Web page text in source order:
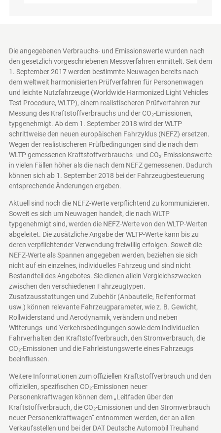
Die angegebenen Verbrauchs- und Emissionswerte wurden nach
den gesetzlich vorgeschriebenen Messverfahren ermittelt. Seit dem
1. September 2017 werden bestimmte Neuwagen bereits nach
dem weltweit harmonisierten Prüfverfahren für Personenwagen
und leichte Nutzfahrzeuge (Worldwide Harmonized Light Vehicles
Test Procedure, WLTP), einem realistischeren Prüfverfahren zur
Messung des Kraftstoffverbrauchs und der CO₂-Emissionen,
typgenehmigt. Ab dem 1. September 2018 wird der WLTP
schrittweise den neuen europäischen Fahrzyklus (NEFZ) ersetzen.
Wegen der realistischeren Prüfbedingungen sind die nach dem
WLTP gemessenen Kraftstoffverbrauchs- und CO₂-Emissionswerte
in vielen Fällen höher als die nach dem NEFZ gemessenen. Dadurch
können sich ab 1. September 2018 bei der Fahrzeugbesteuerung
entsprechende Änderungen ergeben.
Aktuell sind noch die NEFZ-Werte verpflichtend zu kommunizieren.
Soweit es sich um Neuwagen handelt, die nach WLTP
typgenehmigt sind, werden die NEFZ-Werte von den WLTP-Werten
abgeleitet. Die zusätzliche Angabe der WLTP-Werte kann bis zu
deren verpflichtender Verwendung freiwillig erfolgen. Soweit die
NEFZ-Werte als Spannen angegeben werden, beziehen sie sich
nicht auf ein einzelnes, individuelles Fahrzeug und sind nicht
Bestandteil des Angebotes. Sie dienen allein Vergleichszwecken
zwischen den verschiedenen Fahrzeugtypen.
Zusatzausstattungen und Zubehör (Anbauteile, Reifenformat
usw.) können relevante Fahrzeugparameter, wie z. B. Gewicht,
Rollwiderstand und Aerodynamik, verändern und neben
Witterungs- und Verkehrsbedingungen sowie dem individuellen
Fahrverhalten den Kraftstoffverbrauch, den Stromverbrauch, die
CO₂-Emissionen und die Fahrleistungswerte eines Fahrzeugs
beeinflussen.
Weitere Informationen zum offiziellen Kraftstoffverbrauch und den
offiziellen, spezifischen CO₂-Emissionen neuer
Personenkraftwagen können dem „Leitfaden über den
Kraftstoffverbrauch, die CO₂-Emissionen und den Stromverbrauch
neuer Personenkraftwagen“ entnommen werden, der an allen
Verkaufsstellen und bei der DAT Deutsche Automobil Treuhand